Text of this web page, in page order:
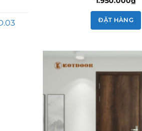
ĐẶT HÀNG